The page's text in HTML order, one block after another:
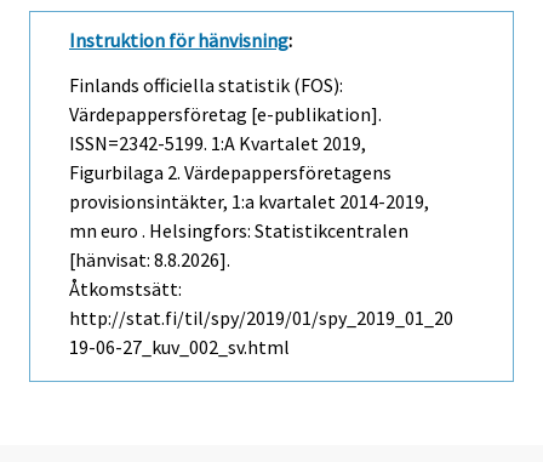
Instruktion för hänvisning:
Finlands officiella statistik (FOS):
Värdepappersföretag [e-publikation].
ISSN=2342-5199. 1:a Kvartalet 2019,
Figurbilaga 2. Värdepappersföretagens
provisionsintäkter, 1:a kvartalet 2014-2019,
mn euro . Helsingfors: Statistikcentralen
[hänvisat: 8.8.2026].
Åtkomstsätt:
http://stat.fi/til/spy/2019/01/spy_2019_01_20
19-06-27_kuv_002_sv.html